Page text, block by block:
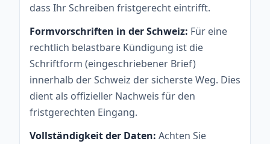
dass Ihr Schreiben fristgerecht eintrifft.
Formvorschriften in der Schweiz: Für eine
rechtlich belastbare Kündigung ist die
Schriftform (eingeschriebener Brief)
innerhalb der Schweiz der sicherste Weg. Dies
dient als offizieller Nachweis für den
fristgerechten Eingang.
Vollständigkeit der Daten: Achten Sie